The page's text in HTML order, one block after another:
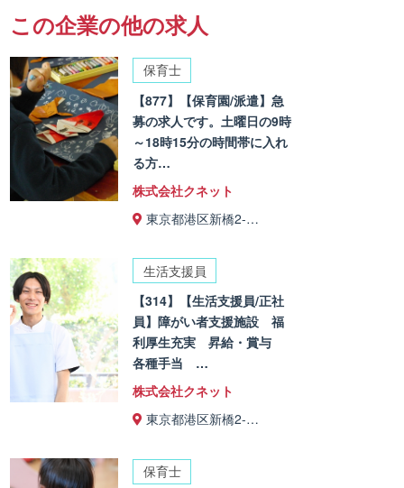
この企業の他の求人
保育士
【877】【保育園/派遣】急
募の求人です。土曜日の9時
～18時15分の時間帯に入れ
る方…
株式会社クネット
東京都港区新橋2-…
生活支援員
【314】【生活支援員/正社
員】障がい者支援施設 福
利厚生充実 昇給・賞与
各種手当 …
株式会社クネット
東京都港区新橋2-…
保育士